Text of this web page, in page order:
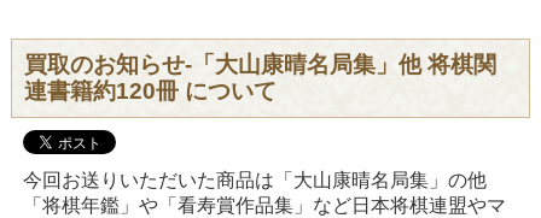
買取のお知らせ-「大山康晴名局集」他 将棋関
連書籍約120冊 について
今回お送りいただいた商品は「大山康晴名局集」の他
「将棋年鑑」や「看寿賞作品集」など日本将棋連盟やマ